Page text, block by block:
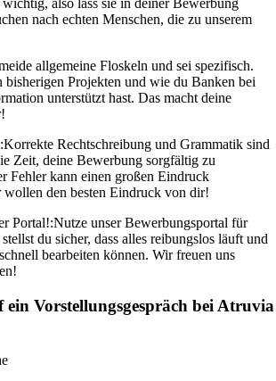
also lass sie in deiner Bewerbung
nach echten Menschen, die zu unserem
allgemeine Floskeln und sei spezifisch.
bisherigen Projekten und wie du Banken bei
unterstützt hast. Das macht deine
Korrekte Rechtschreibung und Grammatik sind
Zeit, deine Bewerbung sorgfältig zu
Fehler kann einen großen Eindruck
wollen den besten Eindruck von dir!
Portal!:Nutze unser Bewerbungsportal für
du sicher, dass alles reibungslos läuft und
bearbeiten können. Wir freuen uns
ein Vorstellungsgespräch bei Atruvia